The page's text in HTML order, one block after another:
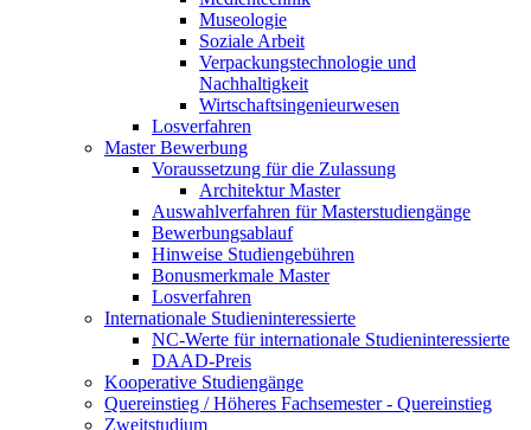
Museologie
Soziale Arbeit
Verpackungstechnologie und
Nachhaltigkeit
Wirtschaftsingenieurwesen
Losverfahren
Master Bewerbung
Voraussetzung für die Zulassung
Architektur Master
Auswahlverfahren für Masterstudiengänge
Bewerbungsablauf
Hinweise Studiengebühren
Bonusmerkmale Master
Losverfahren
Internationale Studieninteressierte
NC-Werte für internationale Studieninteressierte
DAAD-Preis
Kooperative Studiengänge
Quereinstieg / Höheres Fachsemester - Quereinstieg
Zweitstudium